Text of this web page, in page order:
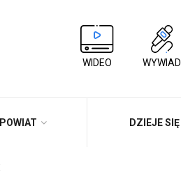
WIDEO WYWIAD
DZIEJE SIĘ